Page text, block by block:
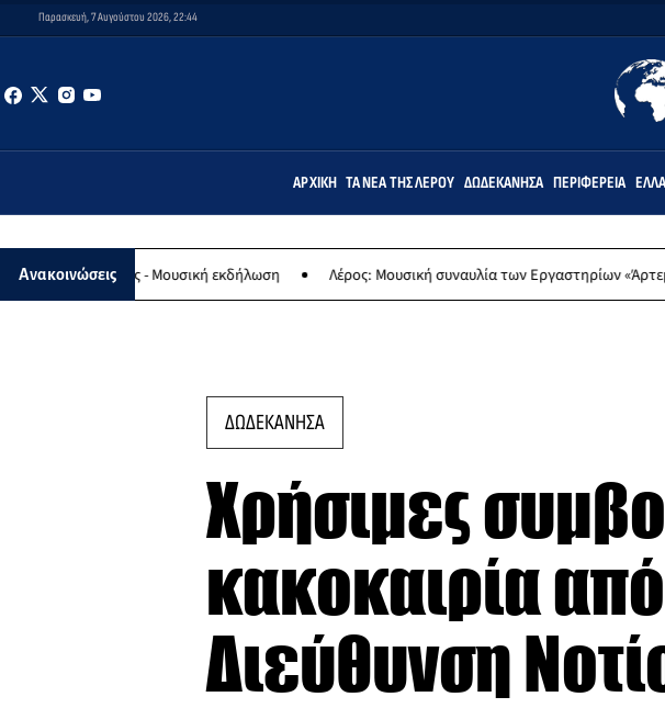
Παρασκευή, 7 Αυγούστου 2026, 22:44
ΑΡΧΙΚΉ ΤΑ ΝΈΑ ΤΗΣ ΛΈΡΟΥ ΔΩΔΕΚΆΝΗΣΑ ΠΕΡΙΦΈΡΕΙΑ
Ανακοινώσεις
- Μουσική εκδήλωση Λέρος: Μουσική συναυλία των Εργαστηρίων «Άρτεμις» στο
ΔΩΔΕΚΑΝΗΣΑ
Χρήσιμες
κακοκαιρία
Διεύθυνση